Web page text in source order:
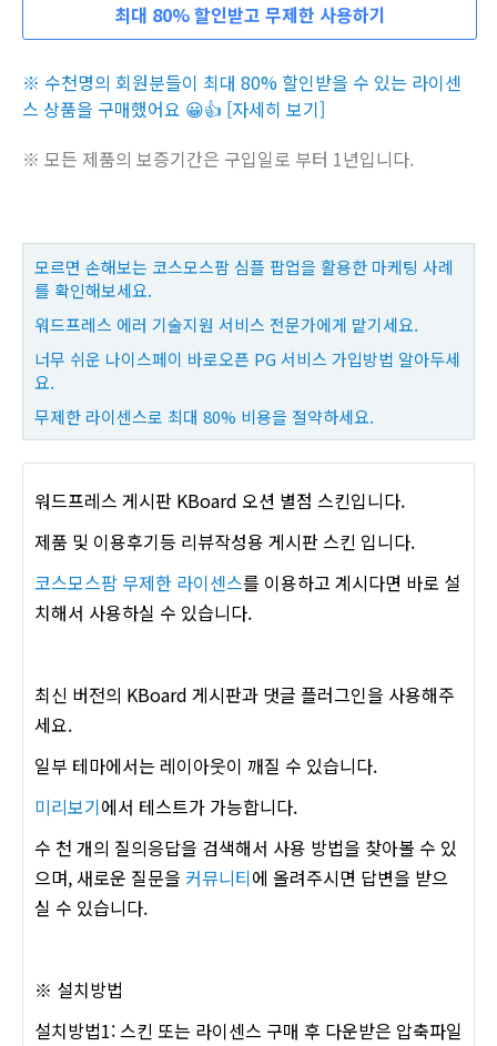
최대 80% 할인받고 무제한 사용하기
※ 수천명의 회원분들이 최대 80% 할인받을 수 있는 라이센
스 상품을 구매했어요 😀👍 [자세히 보기]
※ 모든 제품의 보증기간은 구입일로 부터 1년입니다.
모르면 손해보는 코스모스팜 심플 팝업을 활용한 마케팅 사례
를 확인해보세요.
워드프레스 에러 기술지원 서비스 전문가에게 맡기세요.
너무 쉬운 나이스페이 바로오픈 PG 서비스 가입방법 알아두세
요.
무제한 라이센스로 최대 80% 비용을 절약하세요.
워드프레스 게시판 KBoard 오션 별점 스킨입니다.
제품 및 이용후기등 리뷰작성용 게시판 스킨 입니다.
코스모스팜 무제한 라이센스를 이용하고 계시다면 바로 설
치해서 사용하실 수 있습니다.
최신 버전의 KBoard 게시판과 댓글 플러그인을 사용해주
세요.
일부 테마에서는 레이아웃이 깨질 수 있습니다.
미리보기에서 테스트가 가능합니다.
수 천 개의 질의응답을 검색해서 사용 방법을 찾아볼 수 있
으며, 새로운 질문을 커뮤니티에 올려주시면 답변을 받으
실 수 있습니다.
※ 설치방법
설치방법1: 스킨 또는 라이센스 구매 후 다운받은 압축파일